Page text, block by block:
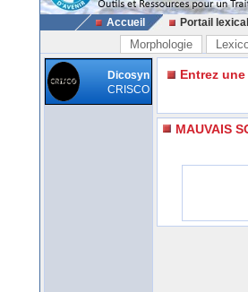
Accueil Portail lexical
Morphologie
Dicosyn
CRISCO
Entrez
MAUVAIS